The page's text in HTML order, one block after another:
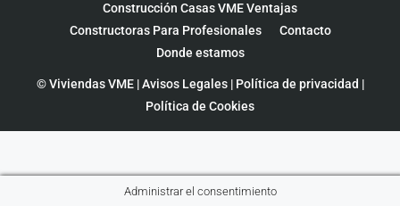
Construcción Casas VME Ventajas
Constructoras Para Profesionales
Contacto
Donde estamos
© Viviendas VME |Avisos Legales| Política de privacidad |
Política de Cookies
Administrar el consentimiento